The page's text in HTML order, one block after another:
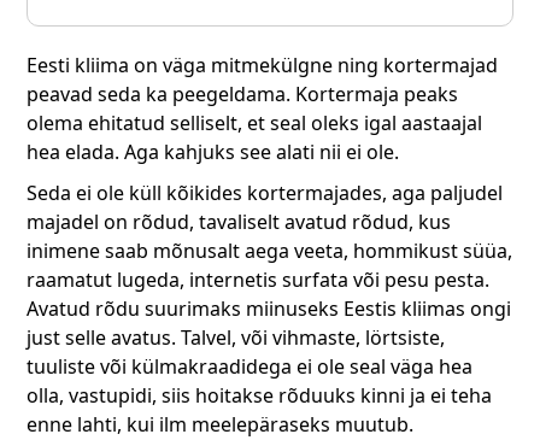
Eesti kliima on väga mitmekülgne ning kortermajad
peavad seda ka peegeldama. Kortermaja peaks
olema ehitatud selliselt, et seal oleks igal aastaajal
hea elada. Aga kahjuks see alati nii ei ole.
Seda ei ole küll kõikides kortermajades, aga paljudel
majadel on rõdud, tavaliselt avatud rõdud, kus
inimene saab mõnusalt aega veeta, hommikust süüa,
raamatut lugeda, internetis surfata või pesu pesta.
Avatud rõdu suurimaks miinuseks Eestis kliimas ongi
just selle avatus. Talvel, või vihmaste, lörtsiste,
tuuliste või külmakraadidega ei ole seal väga hea
olla, vastupidi, siis hoitakse rõduuks kinni ja ei teha
enne lahti, kui ilm meelepäraseks muutub.